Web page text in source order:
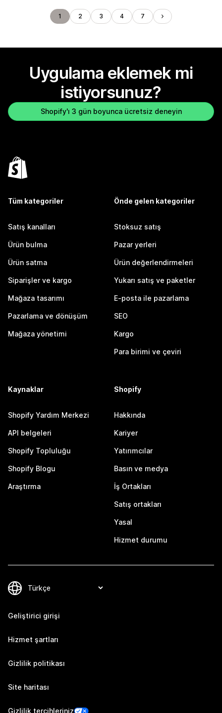
1 2 3 4 7
Uygulama eklemek mi
istiyorsunuz?
Shopify'ı 3 gün boyunca ücretsiz deneyin
Tüm kategoriler
Satış kanalları
Ürün bulma
Ürün satma
Siparişler ve kargo
Mağaza tasarımı
Pazarlama ve dönüşüm
Mağaza yönetimi
Önde gelen kategoriler
Stoksuz satış
Pazar yerleri
Ürün değerlendirmeleri
Yukarı satış ve paketler
E-posta ile pazarlama
SEO
Kargo
Para birimi ve çeviri
Kaynaklar
Shopify Yardım Merkezi
API belgeleri
Shopify Topluluğu
Shopify Blogu
Araştırma
Shopify
Hakkında
Kariyer
Yatırımcılar
Basın ve medya
İş Ortakları
Satış ortakları
Yasal
Hizmet durumu
Geliştirici girişi
Hizmet şartları
Gizlilik politikası
Site haritası
Gizlilik tercihleriniz